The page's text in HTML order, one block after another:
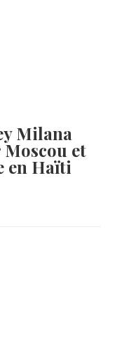
Milana
et
en Haïti